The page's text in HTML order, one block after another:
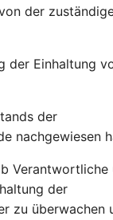
der
der Einhaltung
der
nachgewiesen
Verantwortliche
der
zu überwachen